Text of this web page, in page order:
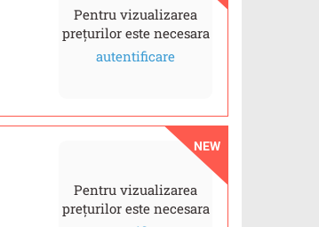
Pentru vizualizarea
prețurilor este necesara
autentificare
NEW
Pentru vizualizarea
prețurilor este necesara